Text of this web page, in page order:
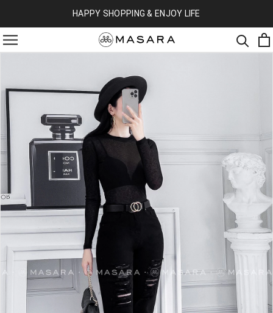
HAPPY SHOPPING & ENJOY LIFE